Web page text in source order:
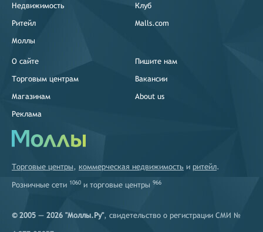
Недвижимость
Ритейл
Моллы
Клуб
Malls.com
О сайте
Торговым центрам
Магазинам
Реклама
Пишите нам
Вакансии
About us
Торговые центры, коммерческая недвижимость и ритейл.
Розничные сети 1060 и торговые центры 966
© 2005 — 2026 "Моллы.Ру", свидетельство о регистрации СМИ №